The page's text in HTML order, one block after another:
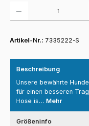
Artikel-Nr.: 7335222-S
Beschreibung
Unsere bewährte
für einen besseren
Hose is… Mehr
Größeninfo